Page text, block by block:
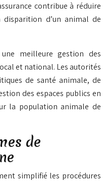
contribue à réduire
d’un animal de
une meilleuregestion des
et national. Les autorités
de santé animale, de
des espaces publics en
la population animale de
de
simplifié les procédures